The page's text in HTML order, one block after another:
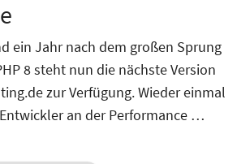
ein Jahr nach dem großen Sprung
8 steht nun die nächste Version
zur Verfügung. Wieder einmal
an der Performance …